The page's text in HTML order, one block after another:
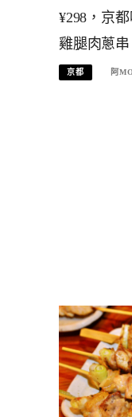
¥298，京
雞腿肉蔥
京都 阿